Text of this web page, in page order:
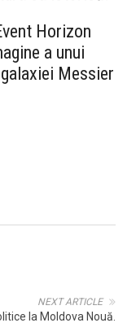
Horizon
a unui
Messier
NEXT ARTICLE
la Moldova Nouă.